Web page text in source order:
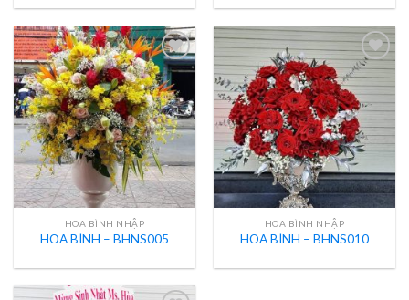
HOA BÌNH NHẬP
HOA BÌNH – BHNS005
HOA BÌNH NHẬP
HOA BÌNH – BHNS010